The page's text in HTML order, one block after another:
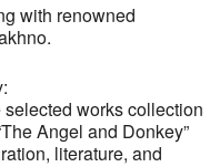
with renowned
works collection
Angel and Donkey”
literature, and